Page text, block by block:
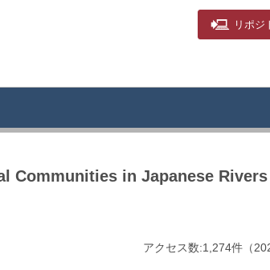
リポジ
Communities in Japanese Rivers
アクセス数:1,274件 （